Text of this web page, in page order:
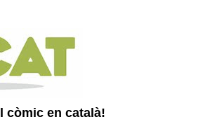
còmic en català!